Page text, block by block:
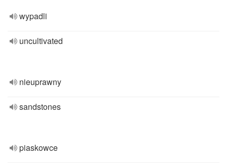
wypadli
uncultivated
nieuprawny
sandstones
piaskowce